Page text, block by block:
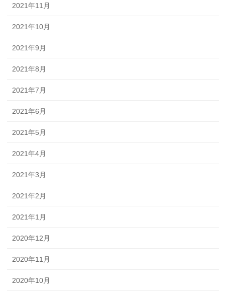
2021年11月
2021年10月
2021年9月
2021年8月
2021年7月
2021年6月
2021年5月
2021年4月
2021年3月
2021年2月
2021年1月
2020年12月
2020年11月
2020年10月